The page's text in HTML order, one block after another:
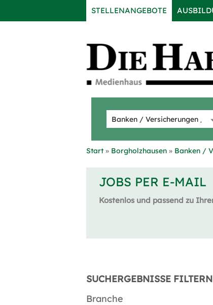
STELLENANGEBOTE
Start Borgholzhausen Banken /
JOBS PER E-MAIL
Kostenlos und passend zu
SUCHERGEBNISSE FILTERN
Branche